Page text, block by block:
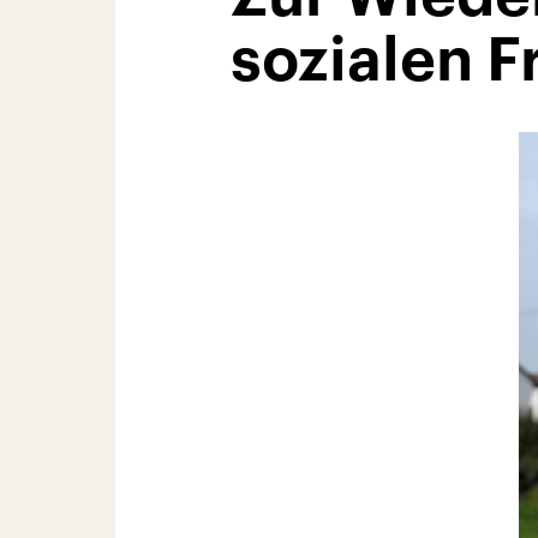
sozialen